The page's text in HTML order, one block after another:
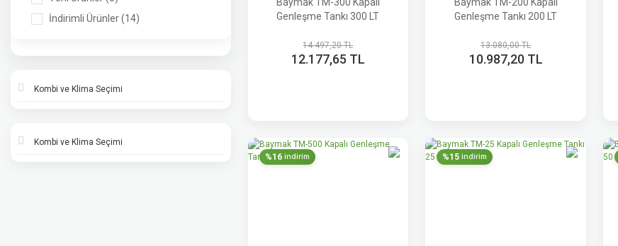
İndirimli Ürünler (14)
Kombi ve Klima Seçimi
Kombi ve Klima Seçimi
Genleşme Tankı 300 LT
14.497,20 TL
12.177,65 TL
Genleşme Tankı 200 LT
13.080,00 TL
10.987,20 TL
%16 indirim %15 indirim